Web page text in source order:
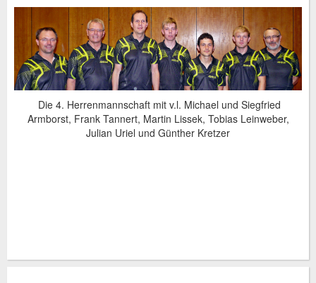
Die 4. Herrenmannschaft mit v.l. Michael und Siegfried
Armborst, Frank Tannert, Martin Lissek, Tobias Leinweber,
Julian Uriel und Günther Kretzer